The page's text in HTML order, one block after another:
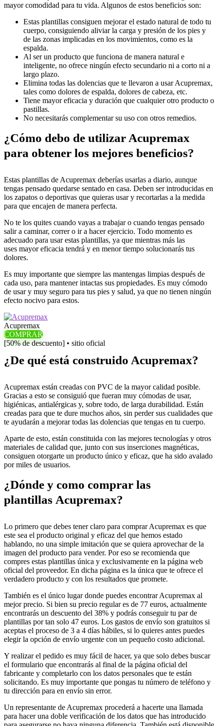
mayor comodidad para tu vida. Algunos de estos beneficios son:
Estas plantillas consiguen mejorar el estado natural de todo tu
cuerpo, consiguiendo aliviar la carga y presión de los pies y
de las zonas implicadas en los movimientos, como es la
espalda.
Al ser un producto que funciona de manera natural e
inteligente, no ofrece ningún efecto secundario ni a corto ni a
largo plazo.
Elimina todas las dolencias que te llevaron a usar Acupremax,
tales como dolores de espalda, dolores de cabeza, etc.
Tiene mayor eficacia y duración que cualquier otro producto o
pastillas.
No necesitarás complementar su uso con otros remedios.
¿Cómo debo de utilizar Acupremax
para obtener los mejores beneficios?
Estas plantillas de Acupremax deberías usarlas a diario, aunque
tengas pensado quedarse sentado en casa. Deben ser introducidas en
los zapatos o deportivas que quieras usar y recortarlas a la medida
para que encajen de manera perfecta.
No te los quites cuando vayas a trabajar o cuando tengas pensado
salir a caminar, correr o ir a hacer ejercicio. Todo momento es
adecuado para usar estas plantillas, ya que mientras más las
uses mayor eficacia tendrá y en menor tiempo solucionarás tus
dolores.
Es muy importante que siempre las mantengas limpias después de
cada uso, para mantener intactas sus propiedades. Es muy cómodo
de usar y muy seguro para tus pies y salud, ya que no tienen ningún
efecto nocivo para estos.
Acupremax
COMPRAR
[50% de descuento] • sitio oficial
¿De qué está construido Acupremax?
Acupremax están creadas con PVC de la mayor calidad posible.
Gracias a esto se consiguió que fueran muy cómodas de usar,
higiénicas, antialérgicas y, sobre todo, de larga durabilidad. Están
creadas para que te dure muchos años, sin perder sus cualidades que
te ayudarán a mejorar todas las dolencias que tengas en tu cuerpo.
Aparte de esto, están constituida con las mejores tecnologías y otros
materiales de calidad que, junto con sus inserciones magnéticas,
consiguen otorgarte un producto único y eficaz, que ha sido avalado
por miles de usuarios.
¿Dónde y como comprar las
plantillas Acupremax?
Lo primero que debes tener claro para comprar Acupremax es que
este sea el producto original y eficaz del que hemos estado
hablando, no una simple imitación que se quiera aprovechar de la
imagen del producto para vender. Por eso se recomienda que
compres estas plantillas única y exclusivamente en la página web
oficial del proveedor. En dicha página es la única que te ofrece el
verdadero producto y con los resultados que promete.
También es el único lugar donde puedes encontrar Acupremax al
mejor precio. Si bien su precio regular es de 77 euros, actualmente
encontrarás un descuento del 38% y podrás conseguir tu par de
plantillas por tan solo 47 euros. Los gastos de envío son gratuitos si
aceptas el proceso de 3 a 4 días hábiles, si lo quieres antes puedes
elegir la opción de envío urgente con un pequeño costo adicional.
Y realizar el pedido es muy fácil de hacer, ya que solo debes buscar
el formulario que encontrarás al final de la página oficial del
fabricante y completarlo con los datos personales que te están
solicitando. Es muy importante que pongas tu número de teléfono y
tu dirección para en envío sin error.
Un representante de Acupremax procederá a hacerte una llamada
para hacer una doble verificación de los datos que has introducido